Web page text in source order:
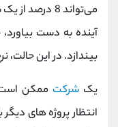
می‌تواند 8
بیندازد. در این حالت، نرخ
یک شرکت ممکن است
انتظار پروژه های